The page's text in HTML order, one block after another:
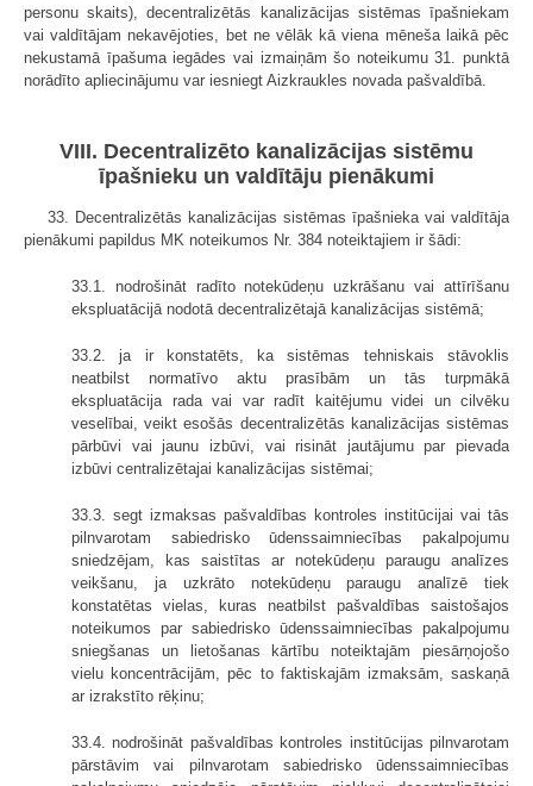
personu skaits), decentralizētās kanalizācijas sistēmas īpašniekam
vai valdītājam nekavējoties, bet ne vēlāk kā viena mēneša laikā pēc
nekustamā īpašuma iegādes vai izmaiņām šo noteikumu 31. punktā
norādīto apliecinājumu var iesniegt Aizkraukles novada pašvaldībā.
VIII. Decentralizēto kanalizācijas sistēmu
īpašnieku un valdītāju pienākumi
33. Decentralizētās kanalizācijas sistēmas īpašnieka vai valdītāja
pienākumi papildus MK noteikumos Nr. 384 noteiktajiem ir šādi:
33.1. nodrošināt radīto notekūdeņu uzkrāšanu vai attīrīšanu
ekspluatācijā nodotā decentralizētajā kanalizācijas sistēmā;
33.2. ja ir konstatēts, ka sistēmas tehniskais stāvoklis
neatbilst normatīvo aktu prasībām un tās turpmākā
ekspluatācija rada vai var radīt kaitējumu videi un cilvēku
veselībai, veikt esošās decentralizētās kanalizācijas sistēmas
pārbūvi vai jaunu izbūvi, vai risināt jautājumu par pievada
izbūvi centralizētajai kanalizācijas sistēmai;
33.3. segt izmaksas pašvaldības kontroles institūcijai vai tās
pilnvarotam sabiedrisko ūdenssaimniecības pakalpojumu
sniedzējam, kas saistītas ar notekūdeņu paraugu analīzes
veikšanu, ja uzkrāto notekūdeņu paraugu analīzē tiek
konstatētas vielas, kuras neatbilst pašvaldības saistošajos
noteikumos par sabiedrisko ūdenssaimniecības pakalpojumu
sniegšanas un lietošanas kārtību noteiktajām piesārņojošo
vielu koncentrācijām, pēc to faktiskajām izmaksām, saskaņā
ar izrakstīto rēķinu;
33.4. nodrošināt pašvaldības kontroles institūcijas pilnvarotam
pārstāvim vai pilnvarotam sabiedrisko ūdenssaimniecības